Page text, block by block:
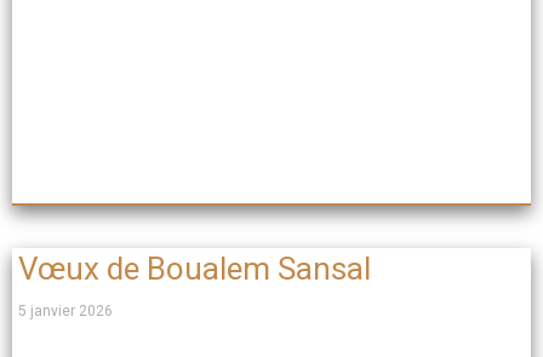
Vœux de Boualem Sansal
5 janvier 2026